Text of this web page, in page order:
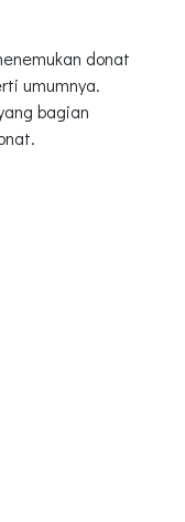
donat
umumnya.
bagian